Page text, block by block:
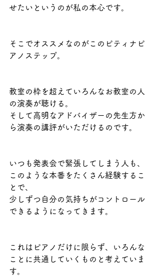
せたいというのが私の本心です。
そこでオススメなのがこのピティナピ
アノステップ。
教室の枠を超えていろんなお教室の人
の演奏が聴ける。
そして高明なアドバイザーの先生方か
ら演奏の講評がいただけるのです。
いつも発表会で緊張してしまう人も、
このような本番をたくさん経験するこ
とで、
少しずつ自分の気持ちがコントロール
できるようになってきます。
これはピアノだけに限らず、いろんな
ことに共通していくものと考えていま
す。